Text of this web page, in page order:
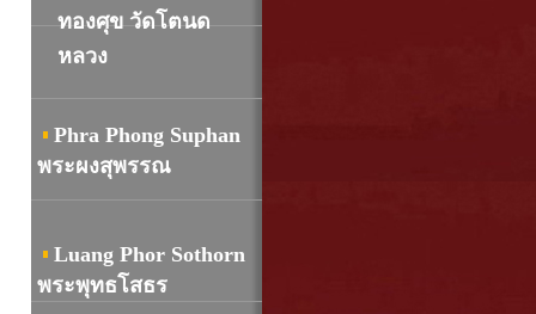
ทองศุข วัดโตนด
หลวง
Phra Phong Suphan
พระผงสุพรรณ
Luang Phor Sothorn
พระพุทธโสธร